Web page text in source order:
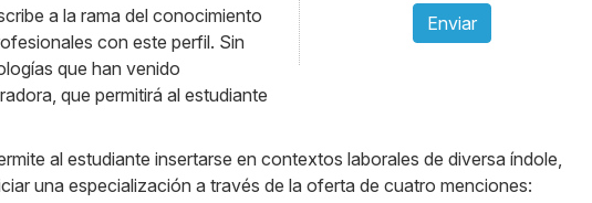
Enviar
a la rama del conocimiento
con este perfil. Sin
que han venido
que permitirá al estudiante
al estudiante insertarse en contextos laborales de diversa índole,
una especialización a través de la oferta de cuatro menciones: